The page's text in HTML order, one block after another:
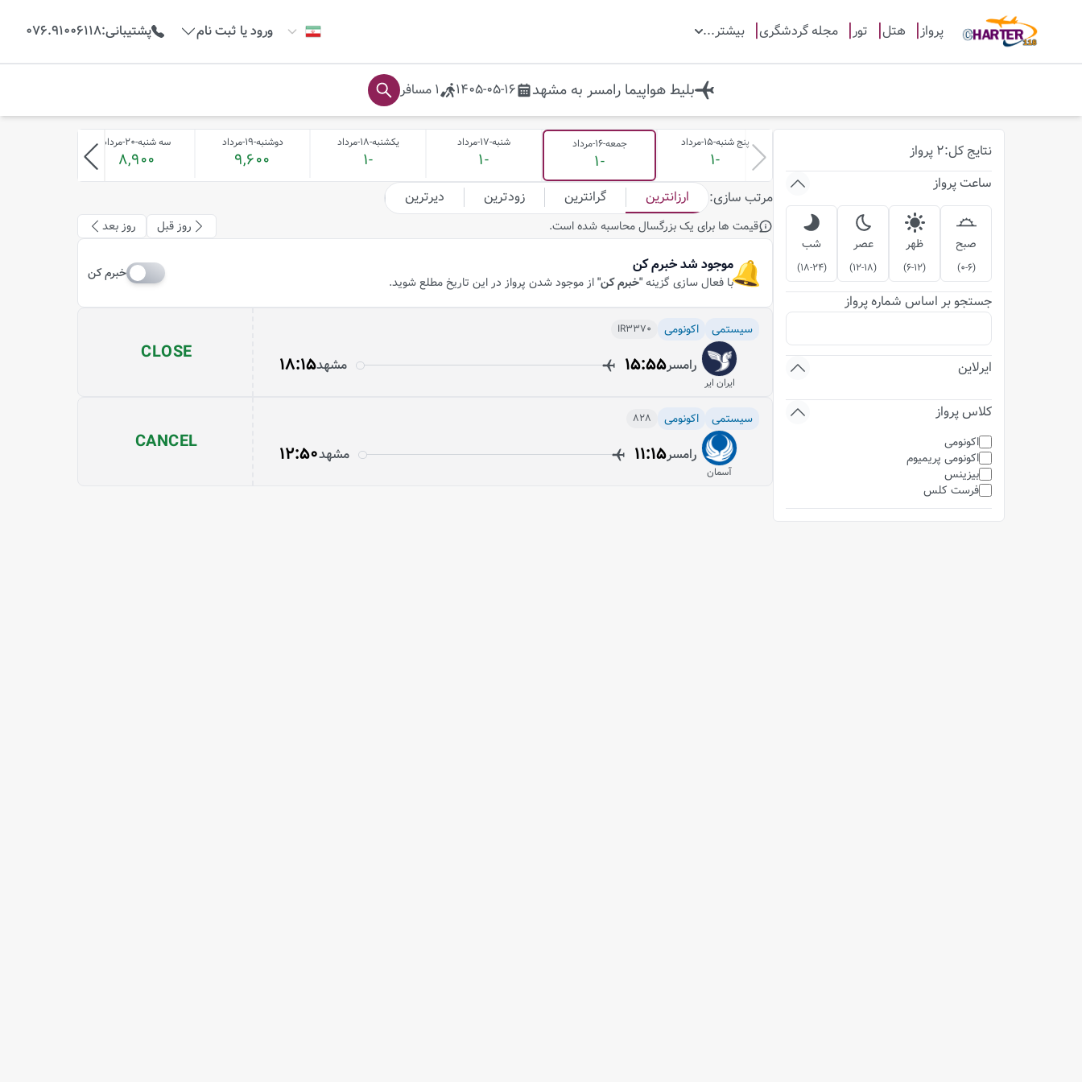
پرواز هتل تور مجله گردشگری بیشتر... ورود یا ثبت نام پشتیبانی:
076.91006118
بلیط هواپیما رامسر به مشهد 1405-05-16
1 مسافر
نتایج کل:
2 پرواز
ساعت پرواز
صبح
(
0-6
)
ظهر
(
6-12
)
عصر
(
12-18
)
شب
(
18-24
)
جستجو بر اساس شماره پرواز
ایرلاین
کلاس پرواز
اکونومی
اکونومی پریمیوم
بیزینس
فرست کلس
پنج شنبه-15-مرداد
-1
جمعه-16-مرداد
-1
شنبه-17-مرداد
-1
یکشنبه-18-مرداد
-1
دوشنبه-19-مرداد
9,600
سه شنبه-20-مرداد
8,900
مرتب سازی: ارزانترین گرانترین زودترین دیرترین
قیمت ها برای یک بزرگسال محاسبه شده است. روز قبل روز بعد
موجود شد خبرم کن
با فعال سازی گزینه"خبرم کن"از موجود شدن پرواز در این تاریخ مطلع شوید.
خبرم کن
سیستمی اکونومی 828
آسمان
رامسر11:15 مشهد12:50
CANCEL
سیستمی اکونومی IR3370
ایران ایر
رامسر15:55 مشهد18:15
CLOSE